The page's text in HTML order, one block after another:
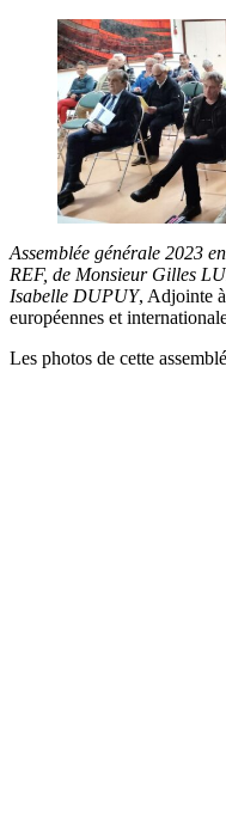
Assemblée générale 2023
REF, de Monsieur Gilles
Isabelle DUPUY, Adjointe
européennes et
Les photos de cette